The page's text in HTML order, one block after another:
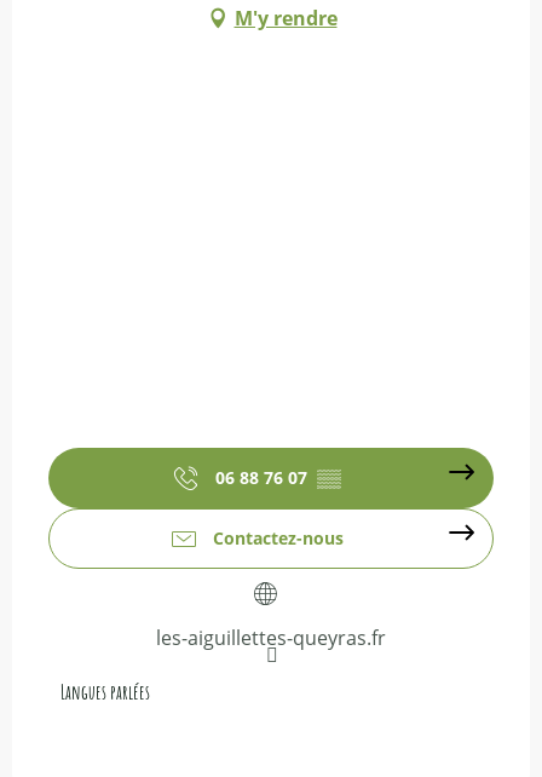
M'y rendre
06 88 76 07 ▒▒
Contactez-nous
les-aiguillettes-queyras.fr
Langues parlées
Langues parlées